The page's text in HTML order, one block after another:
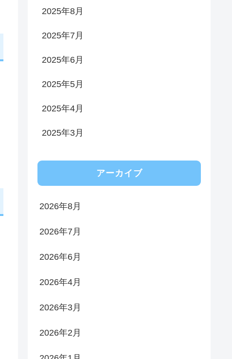
2025年8月
2025年7月
2025年6月
2025年5月
2025年4月
2025年3月
アーカイブ
2026年8月
2026年7月
2026年6月
2026年4月
2026年3月
2026年2月